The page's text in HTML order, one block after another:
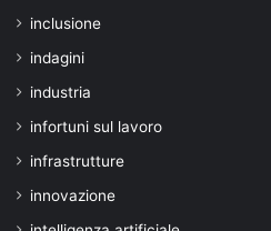
inclusione
indagini
industria
infortuni sul lavoro
infrastrutture
innovazione